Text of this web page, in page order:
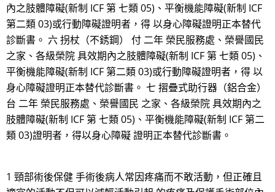
內之肢體障礙(新制 ICF 第 七類 05)、平衡機能障礙(新制 ICF
第二類 03)或行動障礙證明者，得 以身心障礙證明正本替代
診斷書。 六 拐杖（不銹鋼） 付 二年 榮民服務處、榮譽國民
之家、各級榮院 具效期內之肢體障礙(新制 ICF 第 七類 05)、
平衡機能障礙(新制 ICF 第二類 03)或行動障礙證明者，得 以
身心障礙證明正本替代診斷書。 七 摺疊式助行器（鋁合金）
台 二年 榮民服務處、榮譽國民 之家、各級榮院 具效期內之
肢體障礙(新制 ICF 第 七類 05)、平衡機能障礙(新制 ICF 第二
類 03)證明者，得以身心障礙 證明正本替代診斷書。
1 頸部術後保健 手術後病人常因疼痛而不敢活動，但正確且